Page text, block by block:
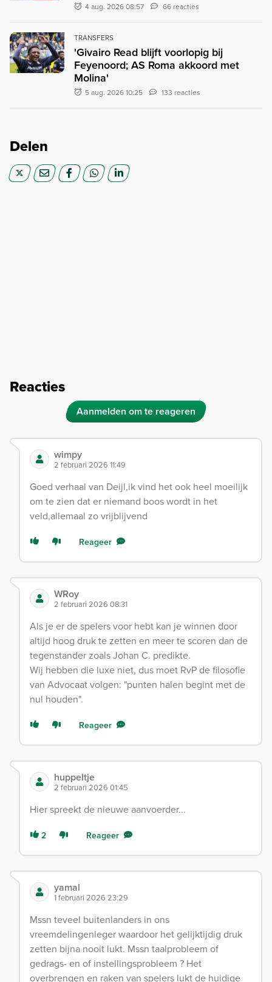
4 aug. 2026 08:57 66 reacties
TRANSFERS
'Givairo Read blijft voorlopig bij
Feyenoord; AS Roma akkoord met
Molina'
5 aug. 2026 10:25 133 reacties
Delen
Reacties
Aanmelden om te reageren
wimpy
2 februari 2026 11:49
Goed verhaal van Deijl,ik vind het ook heel moeilijk
om te zien dat er niemand boos wordt in het
veld,allemaal zo vrijblijvend
Reageer
WRoy
2 februari 2026 08:31
Als je er de spelers voor hebt kan je winnen door
altijd hoog druk te zetten en meer te scoren dan de
tegenstander zoals Johan C. predikte.
Wij hebben die luxe niet, dus moet RvP de filosofie
van Advocaat volgen: "punten halen begint met de
nul houden".
Reageer
huppeltje
2 februari 2026 01:45
Hier spreekt de nieuwe aanvoerder...
2 Reageer
yamal
1 februari 2026 23:29
Mssn teveel buitenlanders in ons
vreemdelingenleger waardoor het gelijktijdig druk
zetten bijna nooit lukt. Mssn taalprobleem of
gedrags- en of instellingsprobleem ? Het
overbrengen en raken van spelers lukt de huidige